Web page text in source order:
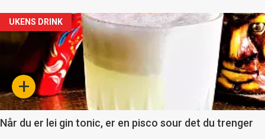
Artikler
detail
section
11
+
UKENS DRINK
Når du er lei gin tonic, er en pisco sour det du trenger